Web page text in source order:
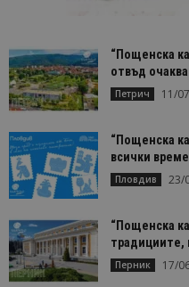
“Пощенска
отвъд
Петрич 11/
“Пощенска
всички
Пловдив 23/
“Пощенска
традициите,
Перник 17/
Име
is_visitor_unique
Име
поверителност на